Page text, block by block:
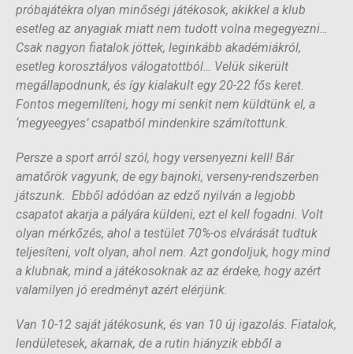
próbajátékra olyan minőségi játékosok, akikkel a klub
esetleg az anyagiak miatt nem tudott volna megegyezni…
Csak nagyon fiatalok jöttek, leginkább akadémiákról,
esetleg korosztályos válogatottból… Velük sikerült
megállapodnunk, és így kialakult egy 20-22 fős keret.
Fontos megemlíteni, hogy mi senkit nem küldtünk el, a
‘megyeegyes’ csapatból mindenkire számítottunk.
Persze a sport arról szól, hogy versenyezni kell! Bár
amatőrök vagyunk, de egy bajnoki, verseny-rendszerben
játszunk. Ebből adódóan az edző nyilván a legjobb
csapatot akarja a pályára küldeni, ezt el kell fogadni. Volt
olyan mérkőzés, ahol a testület 70%-os elvárását tudtuk
teljesíteni, volt olyan, ahol nem. Azt gondoljuk, hogy mind
a klubnak, mind a játékosoknak az az érdeke, hogy azért
valamilyen jó eredményt azért elérjünk.
Van 10-12 saját játékosunk, és van 10 új igazolás. Fiatalok,
lendületesek, akarnak, de a rutin hiányzik ebből a